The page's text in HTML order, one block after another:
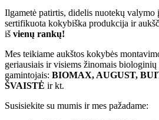
Ilgametė patirtis, didelis nuotekų valymo
sertifikuota kokybiška produkcija ir
iš vienų rankų!
Mes teikiame aukštos kokybės
geriausiais ir visiems žinomais
gamintojais: BIOMAX, AUGUST,
ŠVAISTĖ ir kt.
Susisiekite su mumis ir mes pažadame: